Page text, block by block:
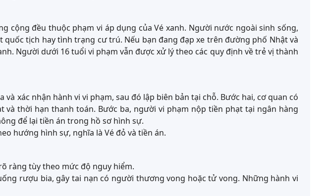
đều thuộc phạm vi áp dụng của Vé xanh. Người nước ngoài sinh sống,
tịch hay tình trạng cư trú. Nếu bạn đang đạp xe trên đường phố Nhật và
Người dưới 16 tuổi vi phạm vẫn được xử lý theo các quy định về trẻ vị thành
xác nhận hành vi vi phạm, sau đó lập biên bản tại chỗ. Bước hai, cơ quan có
thời hạn thanh toán. Bước ba, người vi phạm nộp tiền phạt tại ngân hàng
để lại tiền án trong hồ sơ hình sự.
hướng hình sự, nghĩa là Vé đỏ và tiền án.
ràng tùy theo mức độ nguy hiểm.
rượu bia, gây tai nạn có người thương vong hoặc tử vong. Những hành vi